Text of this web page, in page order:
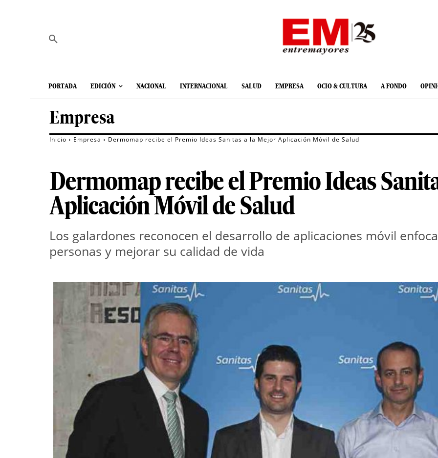
PORTADA EDICIÓN NACIONAL INTERNACIONAL SALUD EMPRESA OCIO & CULTURA A FONDO
Empresa
Inicio Empresa Dermomap recibe el Premio Ideas Sanitas a la Mejor Aplicación Móvil de Salud
Dermomap recibe el Premio Ideas
Aplicación Móvil de Salud
Los galardones reconocen el desarrollo de aplicaciones móvil
personas y mejorar su calidad de vida